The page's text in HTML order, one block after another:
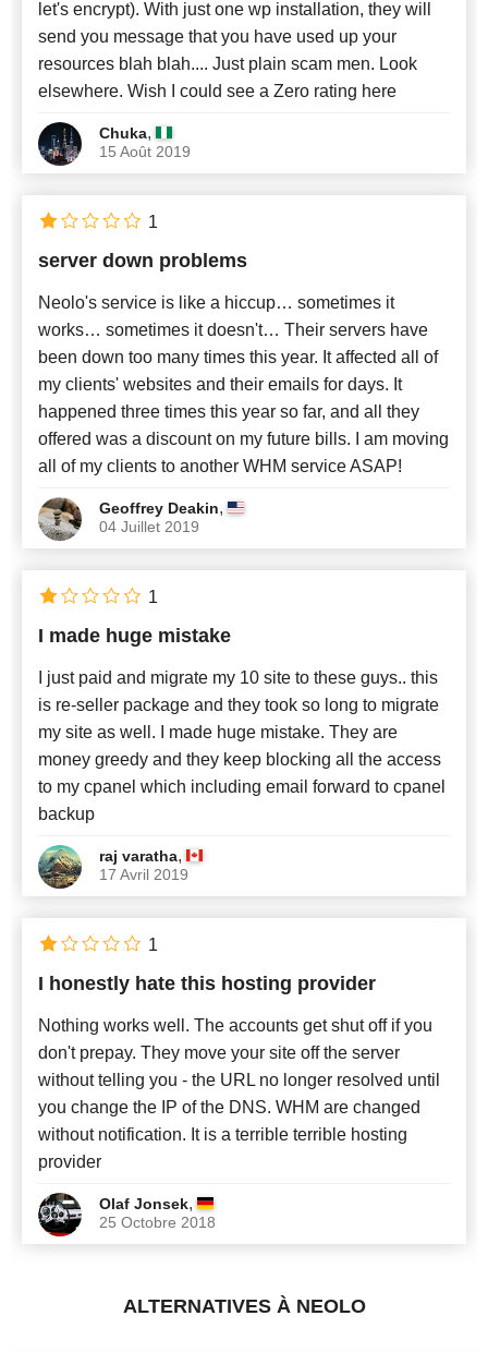
let's encrypt). With just one wp installation, they will
send you message that you have used up your
resources blah blah.... Just plain scam men. Look
elsewhere. Wish I could see a Zero rating here
Chuka,
15 Août 2019
server down problems
Neolo's service is like a hiccup… sometimes it
works… sometimes it doesn't… Their servers have
been down too many times this year. It affected all of
my clients' websites and their emails for days. It
happened three times this year so far, and all they
offered was a discount on my future bills. I am moving
all of my clients to another WHM service ASAP!
Geoffrey Deakin,
04 Juillet 2019
1
I made huge mistake
I just paid and migrate my 10 site to these guys.. this
is re-seller package and they took so long to migrate
my site as well. I made huge mistake. They are
money greedy and they keep blocking all the access
to my cpanel which including email forward to cpanel
backup
raj varatha,
17 Avril 2019
1
I honestly hate this hosting provider
Nothing works well. The accounts get shut off if you
don't prepay. They move your site off the server
without telling you - the URL no longer resolved until
you change the IP of the DNS. WHM are changed
without notification. It is a terrible terrible hosting
provider
Olaf Jonsek,
25 Octobre 2018
1
ALTERNATIVES À NEOLO